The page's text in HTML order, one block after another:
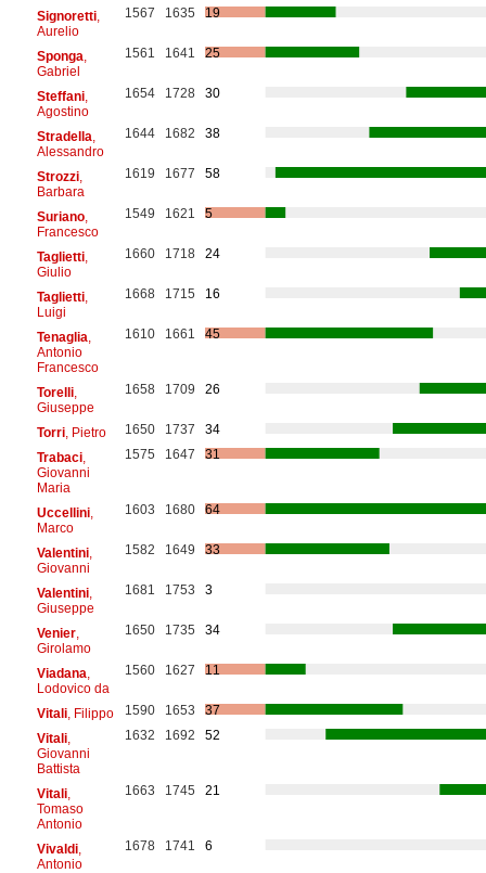
Signoretti,
Aurelio
1567 1635 19
Sponga
Gabriel
1561 1641 25
Steffani,
Agostino
1654 1728 30
Stradella
Alessandro
1644 1682 38
Strozzi,
Barbara
1619 1677 58
Suriano,
Francesco
1549 1621 5
Taglietti,
Giulio
1660 1718 24
Taglietti,
Luigi
1668 1715 16
Tenaglia
Antonio
Francesco
1610 1661 45
Torelli,
Giuseppe
1658 1709 26
Torri, Pietro 1650 1737
34
Trabaci,
Giovanni
Maria
1575 1647 31
Uccellini,
Marco
1603 1680 64
Valentini,
Giovanni
1582 1649 33
Valentini,
Giuseppe
1681 1753 3
Venier,
Girolamo
1650 1735 34
Viadana
Lodovico da
1560 1627 11
Vitali, Filippo 1590 1653
37
Vitali,
Giovanni
Battista
1632 1692 52
Vitali,
Tomaso
Antonio
1663 1745 21
Vivaldi,
Antonio
1678 1741 6